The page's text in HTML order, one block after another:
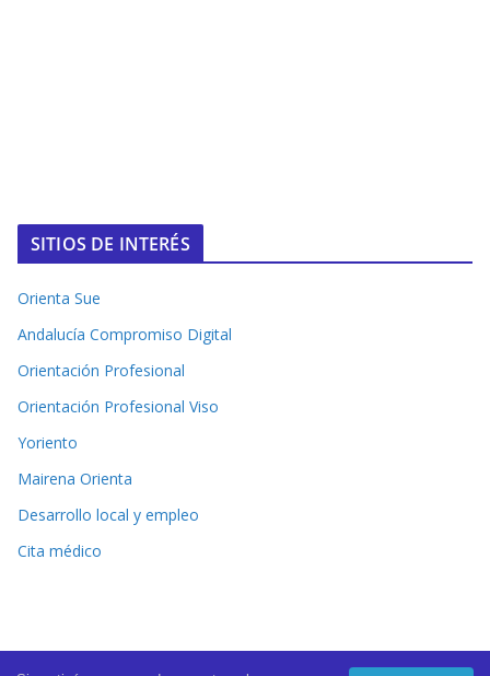
SITIOS DE INTERÉS
Orienta Sue
Andalucía Compromiso Digital
Orientación Profesional
Orientación Profesional Viso
Yoriento
Mairena Orienta
Desarrollo local y empleo
Cita médico